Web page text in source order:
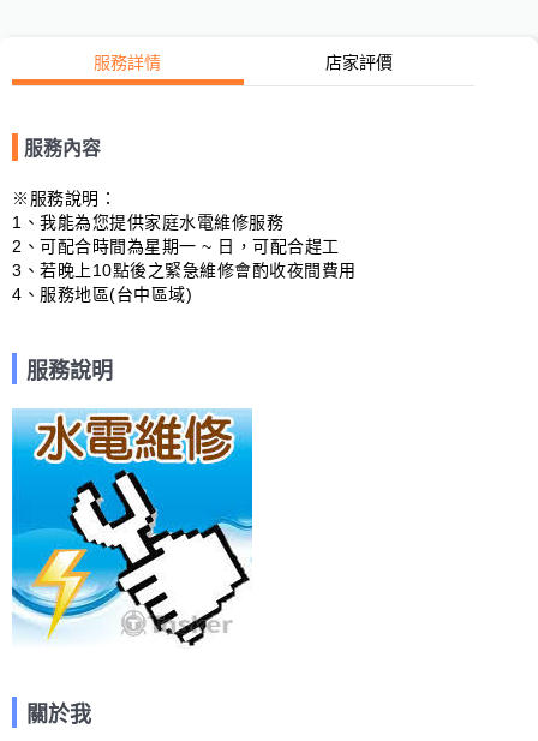
服務詳情 店家評價
服務內容
※服務說明：
1、我能為您提供家庭水電維修服務
2、可配合時間為星期一 ~ 日，可配合趕工
3、若晚上10點後之緊急維修會酌收夜間費用
4、服務地區(台中區域)
服務說明
關於我